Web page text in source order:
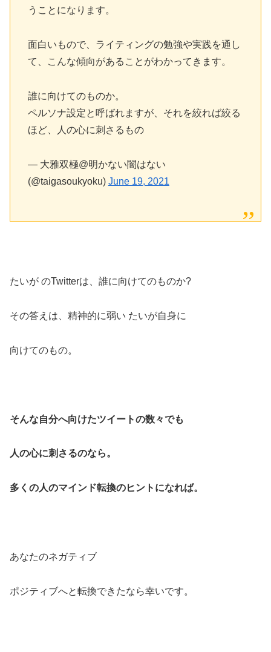
うことになります。
面白いもので、ライティングの勉強や実践を通し
て、こんな傾向があることがわかってきます。
誰に向けてのものか。
ペルソナ設定と呼ばれますが、それを絞れば絞る
ほど、人の心に刺さるもの
— 大雅双極@明かない闇はない
(@taigasoukyoku) June 19, 2021
たいが のTwitterは、誰に向けてのものか?
その答えは、精神的に弱い たいが自身に
向けてのもの。
そんな自分へ向けたツイートの数々でも
人の心に刺さるのなら。
多くの人のマインド転換のヒントになれば。
あなたのネガティブ
ポジティブへと転換できたなら幸いです。